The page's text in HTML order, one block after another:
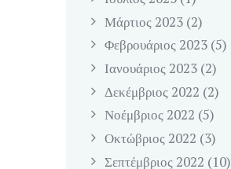
Μάρτιος 2023 (2)
Φεβρουάριος 2023 (5)
Ιανουάριος 2023 (2)
Δεκέμβριος 2022 (2)
Νοέμβριος 2022 (5)
Οκτώβριος 2022 (3)
Σεπτέμβριος 2022 (10)